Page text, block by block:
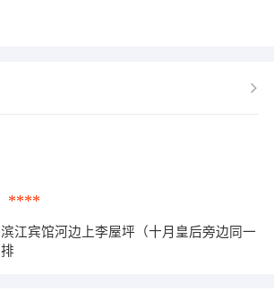
****
滨江宾馆河边上李屋坪（十月皇后旁边同一
排